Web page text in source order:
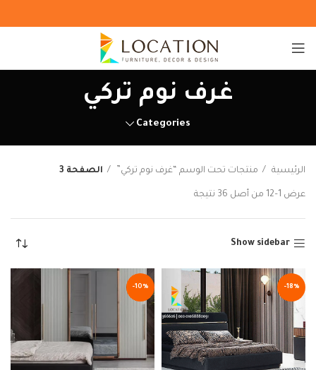
غرف نوم تركي
Categories
الرئيسية منتجات تحت الوسم “غرف نوم تركي” الصفحة 3
عرض 1–12 من أصل 36 نتيجة
Show sidebar
-18%
-10%